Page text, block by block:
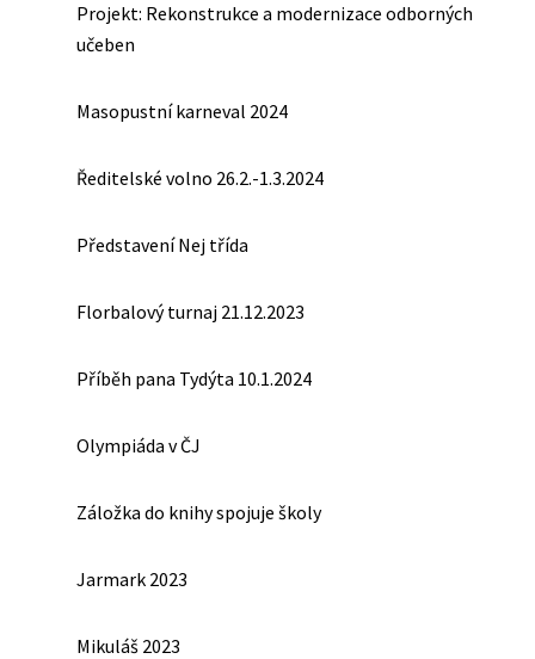
Projekt: Rekonstrukce a modernizace odborných
učeben
Masopustní karneval 2024
Ředitelské volno 26.2.-1.3.2024
Představení Nej třída
Florbalový turnaj 21.12.2023
Příběh pana Tydýta 10.1.2024
Olympiáda v ČJ
Záložka do knihy spojuje školy
Jarmark 2023
Mikuláš 2023